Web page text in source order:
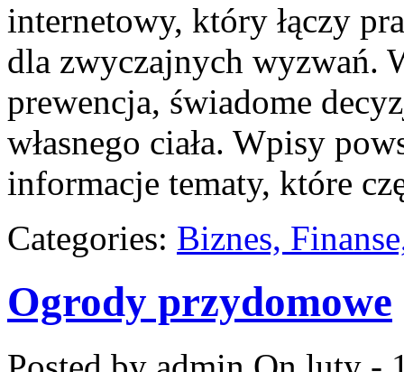
internetowy, który łączy
dla zwyczajnych wyzwań.
prewencja, świadome
własnego ciała. Wpisy
informacje tematy, które
Categories: Biznes,
Ogrody przydomowe